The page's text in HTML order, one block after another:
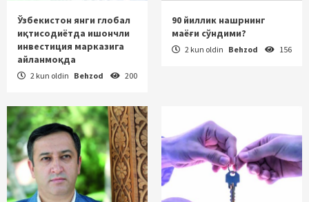
Ўзбекистон янги глобал
иқтисодиётда ишончли
инвестиция марказига
айланмоқда
2 kun oldin Behzod 200
90 йиллик нашрнинг
маёғи сўндими?
2 kun oldin Behzod 156